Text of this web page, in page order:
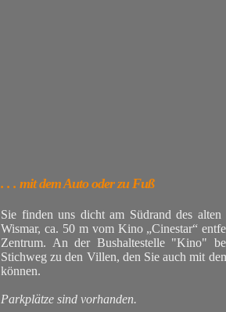
. . . mit dem Auto oder zu Fuß
Sie finden uns dicht am Südrand des alten
Wismar, ca. 50 m vom Kino „Cinestar“
Zentrum. An der Bushaltestelle "Kino"
Stichweg zu den Villen, den Sie auch mit
können.
Parkplätze sind vorhanden.